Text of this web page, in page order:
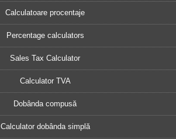
Calculatoare procentaje
Percentage calculators
Sales Tax Calculator
Calculator TVA
Dobânda compusă
Calculator dobânda simplă